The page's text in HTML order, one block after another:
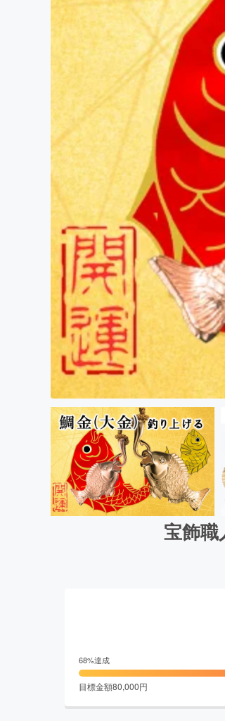
宝飾
68%達成
目標金額80,000円